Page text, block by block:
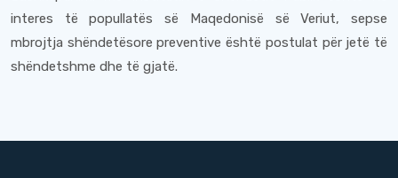
interes të popullatës së Maqedonisë së Veriut, sepse
mbrojtja shëndetësore preventive është postulat për jetë të
shëndetshme dhe të gjatë.